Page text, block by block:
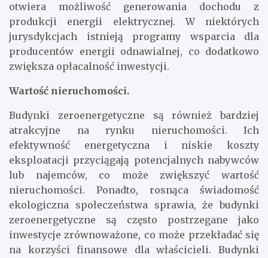
otwiera możliwość generowania dochodu z
produkcji energii elektrycznej. W niektórych
jurysdykcjach istnieją programy wsparcia dla
producentów energii odnawialnej, co dodatkowo
zwiększa opłacalność inwestycji.
Wartość nieruchomości.
Budynki zeroenergetyczne są również bardziej
atrakcyjne na rynku nieruchomości. Ich
efektywność energetyczna i niskie koszty
eksploatacji przyciągają potencjalnych nabywców
lub najemców, co może zwiększyć wartość
nieruchomości. Ponadto, rosnąca świadomość
ekologiczna społeczeństwa sprawia, że budynki
zeroenergetyczne są często postrzegane jako
inwestycje zrównoważone, co może przekładać się
na korzyści finansowe dla właścicieli. Budynki